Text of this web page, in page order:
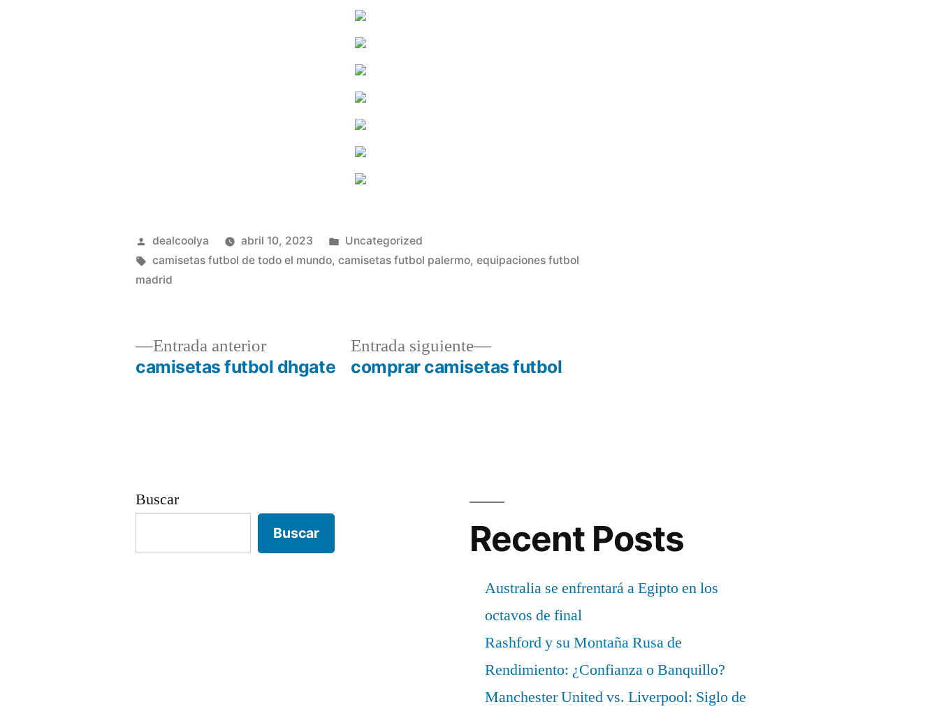
Publicado
por
dealcoolya abril 10, 2023
Publicado
en
Uncategorized
Etiquetas:
camisetas futbol de todo el mundo,camisetas futbol palermo,equipaciones futbol
madrid
Navegación
Entrada anteriorEntrada
anterior:
camisetas futbol dhgate
Entrada siguiente
Entrada
siguiente:
comprar camisetas futbol
Buscar
Buscar Recent Posts
Australia se enfrentará a Egipto en los
octavos de final
Rashford y su Montaña Rusa de
Rendimiento: ¿Confianza o Banquillo?
Manchester United vs. Liverpool: Siglo de